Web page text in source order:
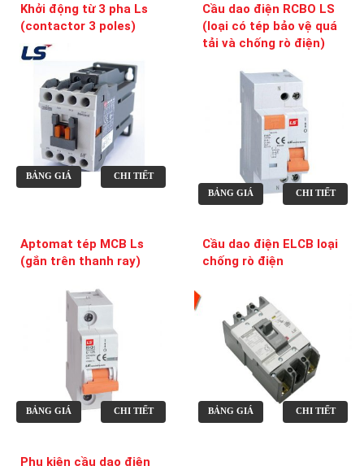
Khởi động từ 3 pha Ls
(contactor 3 poles)
BẢNG GIÁ CHI TIẾT
Cầu dao điện RCBO LS
(loại có tép bảo vệ quá
tải và chống rò điện)
BẢNG GIÁ CHI TIẾT
Aptomat tép MCB Ls
(gắn trên thanh ray)
BẢNG GIÁ CHI TIẾT
Cầu dao điện ELCB loại
chống rò điện
BẢNG GIÁ CHI TIẾT
Phụ kiện cầu dao điện